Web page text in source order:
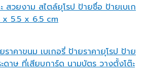
สวยงาม สไตล์ยุโรป ป้ายชื่อ ป้ายเบเก
5.5 x 6.5 cm